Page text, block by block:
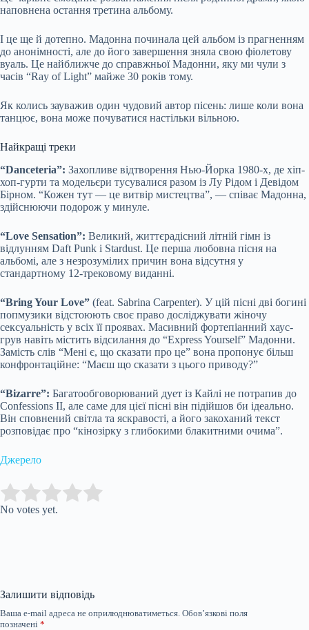
наповнена остання третина альбому.
І це ще й дотепно. Мадонна починала цей альбом із прагненням
до анонімності, але до його завершення зняла свою фіолетову
вуаль. Це найближче до справжньої Мадонни, яку ми чули з
часів “Ray of Light” майже 30 років тому.
Як колись зауважив один чудовий автор пісень: лише коли вона
танцює, вона може почуватися настільки вільною.
Найкращі треки
“Danceteria”: Захопливе відтворення Нью-Йорка 1980-х, де хіп-
хоп-гурти та модельєри тусувалися разом із Лу Рідом і Девідом
Бірном. “Кожен тут — це витвір мистецтва”, — співає Мадонна,
здійснюючи подорож у минуле.
“Love Sensation”: Великий, життєрадісний літній гімн із
відлунням Daft Punk і Stardust. Це перша любовна пісня на
альбомі, але з незрозумілих причин вона відсутня у
стандартному 12-трековому виданні.
“Bring Your Love” (feat. Sabrina Carpenter). У цій пісні дві богині
попмузики відстоюють своє право досліджувати жіночу
сексуальність у всіх її проявах. Масивний фортепіанний хаус-
грув навіть містить відсилання до “Express Yourself” Мадонни.
Замість слів “Мені є, що сказати про це” вона пропонує більш
конфронтаційне: “Маєш що сказати з цього приводу?”
“Bizarre”: Багатообговорюваний дует із Кайлі не потрапив до
Confessions II, але саме для цієї пісні він підійшов би ідеально.
Він сповнений світла та яскравості, а його закоханий текст
розповідає про “кінозірку з глибокими блакитними очима”.
Джерело
Rate this item:
No votes yet.
Залишити відповідь
Ваша e-mail адреса не оприлюднюватиметься. Обов’язкові поля
позначені *